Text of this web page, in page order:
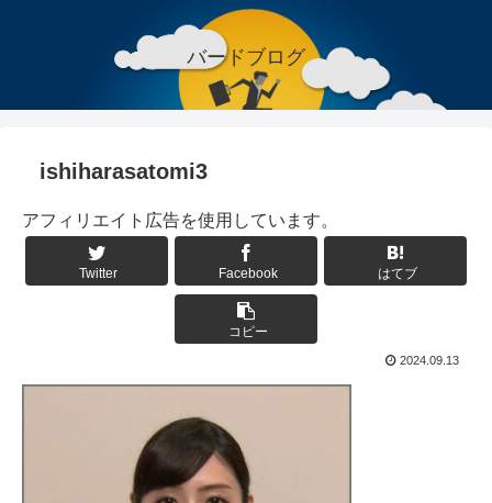
バードブログ
ishiharasatomi3
アフィリエイト広告を使用しています。
Twitter Facebook はてブ
コピー
2024.09.13